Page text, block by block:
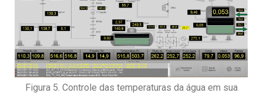
Figura 5. Controle das temperaturas da água em sua